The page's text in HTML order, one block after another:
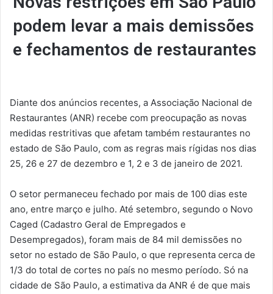
podem levar a mais demissões
e fechamentos de restaurantes
Diante dos anúncios recentes, a Associação Nacional de
Restaurantes (ANR) recebe com preocupação as novas
medidas restritivas que afetam também restaurantes no
estado de São Paulo, com as regras mais rígidas nos dias
25, 26 e 27 de dezembro e 1, 2 e 3 de janeiro de 2021.
O setor permaneceu fechado por mais de 100 dias este
ano, entre março e julho. Até setembro, segundo o Novo
Caged (Cadastro Geral de Empregados e
Desempregados), foram mais de 84 mil demissões no
setor no estado de São Paulo, o que representa cerca de
1/3 do total de cortes no país no mesmo período. Só na
cidade de São Paulo, a estimativa da ANR é de que mais